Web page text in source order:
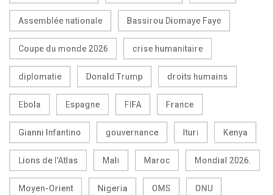
Assemblée nationale Bassirou Diomaye Faye
Coupe du monde 2026 crise humanitaire
diplomatie Donald Trump droits humains
Ebola Espagne FIFA France
Gianni Infantino gouvernance Ituri Kenya
Lions de l’Atlas Mali Maroc Mondial 2026.
Moyen-Orient Nigeria OMS ONU